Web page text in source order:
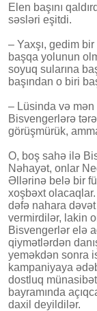
Elen başını
səsləri eşitdi.
– Yaxşı, gedim
başqa yolunun
soyuq sularına
başından o biri
– Lüsinda və mən
Bisvengerlərə
görüşmürük,
O, boş sahə ilə
Nəhayət, onlar
Əllərinə belə bir
xoşbəxt
dəfə nahara
vermirdilər, lakin
Bisvengerlər elə
qiymətlərdən
yeməkdən sonra
kampaniyaya
dostluq
bayramında
daxil deyildilər.